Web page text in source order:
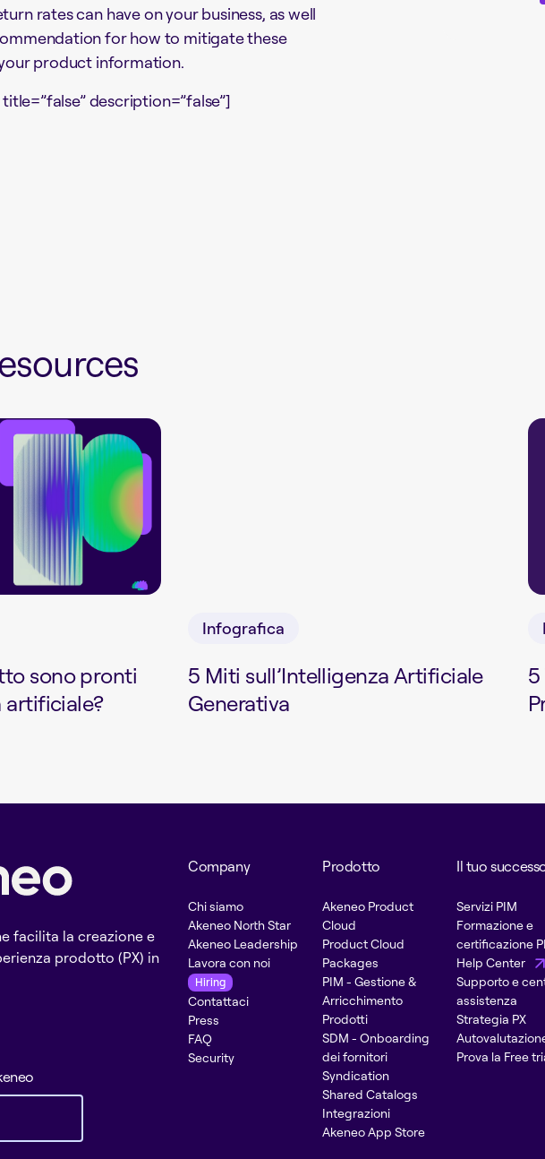
rates can have on your business, as well
for how to mitigate these
product information.
description=”false”]
sono pronti
artificiale?
Infografica
5 Miti sull’Intelligenza Artificiale
Generativa
facilita la creazione e
prodotto (PX) in
Company
Chi siamo
Akeneo North Star
Akeneo Leadership
Lavora con noi
Hiring
Contattaci
Press
FAQ
Security
Prodotto
Akeneo Product
Cloud
Product Cloud
Packages
PIM - Gestione &
Arricchimento
Prodotti
SDM - Onboarding
dei fornitori
Syndication
Shared Catalogs
Integrazioni
Akeneo App Store
Il tuo
Servizi PIM
Formazione e
certificazione
Help Center
Supporto e
assistenza
Strategia PX
Prova la Free